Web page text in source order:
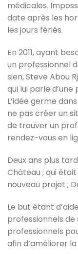
médicales.
date après les
les jours fériés.
En 2011, ayant
un professionnel
sien, Steve Abou
qui lui parle
L’idée germe
ne pas créer un
de trouver un
rendez-vous en
Deux ans plus
Château ; qui était
nouveau projet ;
Le but étant
professionnels de
professionnels
afin d’améliorer